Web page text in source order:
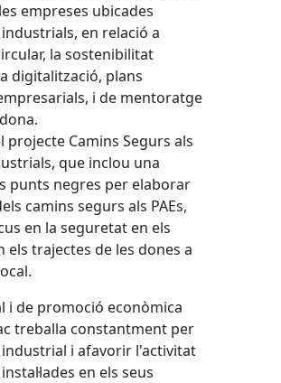
empreses ubicades
en relació a
la sostenibilitat
digitalització, plans
i de mentoratge
projecte Camins Segurs als
que inclou una
punts negres per elaborar
camins segurs als PAEs,
en la seguretat en els
els trajectes de les dones a
i de promoció econòmica
treballa constantment per
i afavorir l'activitat
en els seus